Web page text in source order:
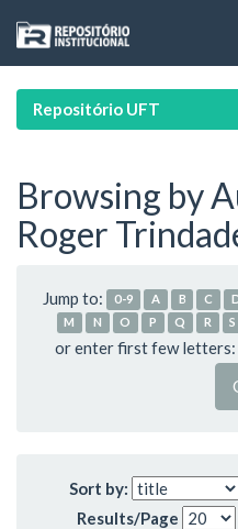
navigation
Repositório UFT
Browsing by
Roger
Jump to: 0-9 A B C
M
N O P Q R S
or enter first few letters:
Sort by:
Results/Page